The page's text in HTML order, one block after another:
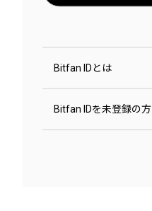
Bitfan IDとは
Bitfan IDを未登録の方